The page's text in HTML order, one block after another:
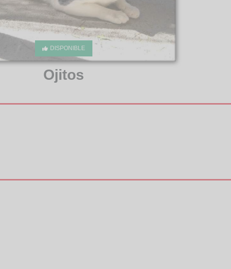
DISPONIBLE
Ojitos